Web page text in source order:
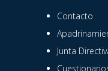
Contacto
Junta